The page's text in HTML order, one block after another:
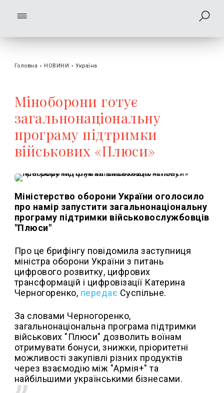
Головна › НОВИНИ › Україна
Міноборони готує
загальнонаціональну
програму підтримки
військових «Плюси»
Міністерство оборони України оголосило
про намір запустити загальнонаціональну
програму підтримки військовослужбовців
"Плюси"
Про це брифінгу повідомила заступниця
міністра оборони України з питань
цифрового розвитку, цифрових
трансформацій і цифровізації Катерина
Черногоренко, передає Суспільне.
За словами Черногоренко,
загальнонаціональна програма підтримки
військових "Плюси" дозволить воїнам
отримувати бонуси, знижки, пріоритетні
можливості закупівлі різних продуктів
через взаємодію між "Армія+" та
найбільшими українськими бізнесами.